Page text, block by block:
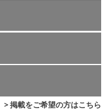
> 掲載をご希望の方はこちら